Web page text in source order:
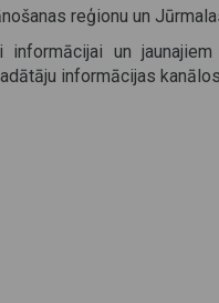
reģionu un
un
informācijas